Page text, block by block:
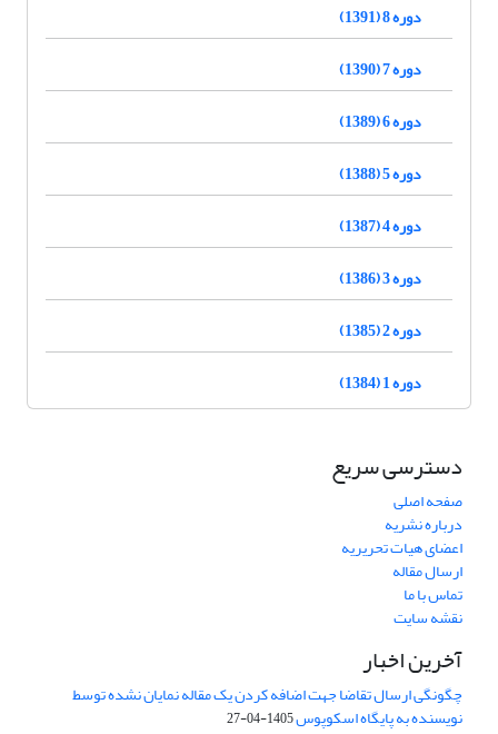
دوره 8 (1391)
دوره 7 (1390)
دوره 6 (1389)
دوره 5 (1388)
دوره 4 (1387)
دوره 3 (1386)
دوره 2 (1385)
دوره 1 (1384)
دسترسی سریع
صفحه اصلی
درباره نشریه
اعضای هیات تحریریه
ارسال مقاله
تماس با ما
نقشه سایت
آخرین اخبار
چگونگی ارسال تقاضا جهت اضافه کردن یک مقاله نمایان نشده توسط
نویسنده به پایگاه اسکوپوس1405-04-27